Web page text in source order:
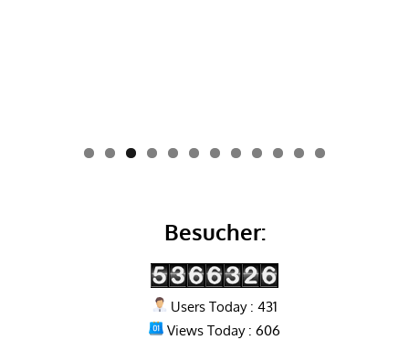
0 1 2
Besucher:
Users Today : 431
Views Today : 606